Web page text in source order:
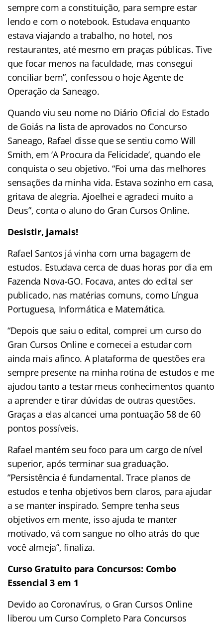
sempre com a constituição, para sempre estar
lendo e com o notebook. Estudava enquanto
estava viajando a trabalho, no hotel, nos
restaurantes, até mesmo em praças públicas. Tive
que focar menos na faculdade, mas consegui
conciliar bem”, confessou o hoje Agente de
Operação da Saneago.
Quando viu seu nome no Diário Oficial do Estado
de Goiás na lista de aprovados no Concurso
Saneago, Rafael disse que se sentiu como Will
Smith, em ‘A Procura da Felicidade’, quando ele
conquista o seu objetivo. “Foi uma das melhores
sensações da minha vida. Estava sozinho em casa,
gritava de alegria. Ajoelhei e agradeci muito a
Deus”, conta o aluno do Gran Cursos Online.
Desistir, jamais!
Rafael Santos já vinha com uma bagagem de
estudos. Estudava cerca de duas horas por dia em
Fazenda Nova-GO. Focava, antes do edital ser
publicado, nas matérias comuns, como Língua
Portuguesa, Informática e Matemática.
“Depois que saiu o edital, comprei um curso do
Gran Cursos Online e comecei a estudar com
ainda mais afinco. A plataforma de questões era
sempre presente na minha rotina de estudos e me
ajudou tanto a testar meus conhecimentos quanto
a aprender e tirar dúvidas de outras questões.
Graças a elas alcancei uma pontuação 58 de 60
pontos possíveis.
Rafael mantém seu foco para um cargo de nível
superior, após terminar sua graduação.
”Persistência é fundamental. Trace planos de
estudos e tenha objetivos bem claros, para ajudar
a se manter inspirado. Sempre tenha seus
objetivos em mente, isso ajuda te manter
motivado, vá com sangue no olho atrás do que
você almeja”, finaliza.
Curso Gratuito para Concursos: Combo
Essencial 3 em 1
Devido ao Coronavírus, o Gran Cursos Online
liberou um Curso Completo Para Concursos